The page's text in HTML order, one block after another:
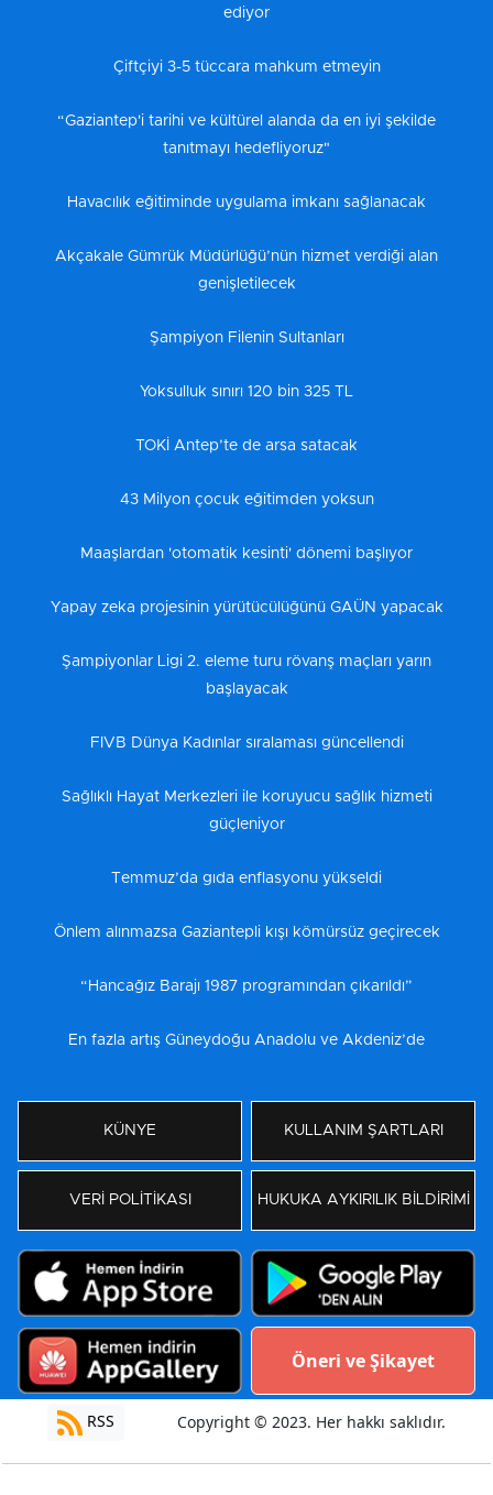
ediyor
Çiftçiyi 3-5 tüccara mahkum etmeyin
“Gaziantep'i tarihi ve kültürel alanda da en iyi şekilde
tanıtmayı hedefliyoruz"
Havacılık eğitiminde uygulama imkanı sağlanacak
Akçakale Gümrük Müdürlüğü’nün hizmet verdiği alan
genişletilecek
Şampiyon Filenin Sultanları
Yoksulluk sınırı 120 bin 325 TL
TOKİ Antep’te de arsa satacak
43 Milyon çocuk eğitimden yoksun
Maaşlardan 'otomatik kesinti' dönemi başlıyor
Yapay zeka projesinin yürütücülüğünü GAÜN yapacak
Şampiyonlar Ligi 2. eleme turu rövanş maçları yarın
başlayacak
FIVB Dünya Kadınlar sıralaması güncellendi
Sağlıklı Hayat Merkezleri ile koruyucu sağlık hizmeti
güçleniyor
Temmuz’da gıda enflasyonu yükseldi
Önlem alınmazsa Gaziantepli kışı kömürsüz geçirecek
“Hancağız Barajı 1987 programından çıkarıldı”
En fazla artış Güneydoğu Anadolu ve Akdeniz’de
KÜNYE KULLANIM ŞARTLARI
VERİ POLİTİKASI HUKUKA AYKIRILIK BİLDİRİMİ
Öneri ve Şikayet
RSS Copyright © 2023. Her hakkı saklıdır.